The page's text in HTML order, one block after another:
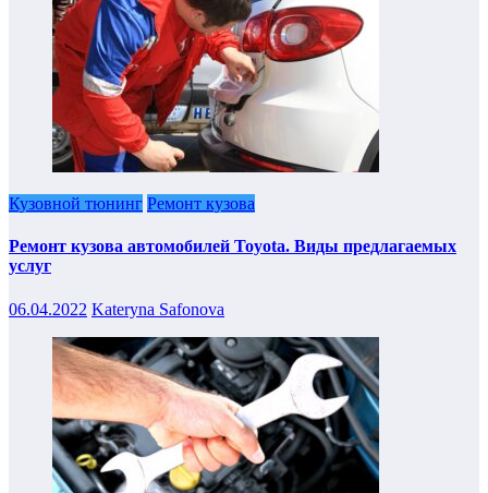
Кузовной тюнинг Ремонт кузова
Ремонт кузова автомобилей Toyota. Виды предлагаемых
услуг
06.04.2022 Kateryna Safonova